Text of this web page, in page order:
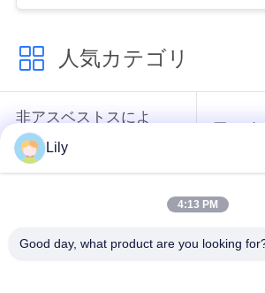
を
要
求
し
さ
人気カテゴリ
非アスベストスによ
って編まれるブレー
キ・ライニング
アスベ
産業ブ
Lily
4:13 PM
Good day, what product are you looking